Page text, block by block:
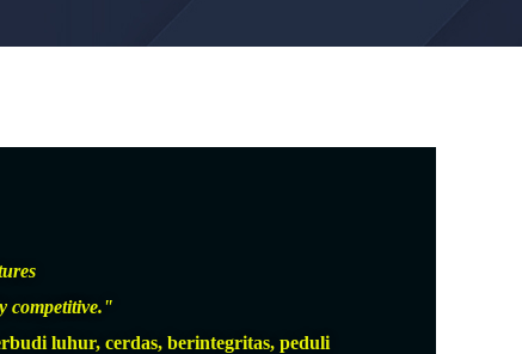
competitive."
luhur, cerdas, berintegritas, peduli